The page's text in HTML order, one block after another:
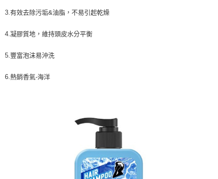
3.有效去除污垢&油脂，不易引起乾燥
4.凝膠質地，維持頭皮水分平衡
5.豐富泡沫易沖洗
6.熱銷香氣-海洋